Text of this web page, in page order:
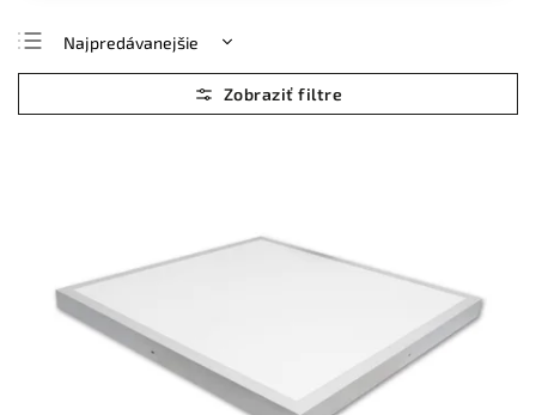
Najpredávanejšie
Najlacnejšie
Najdrahšie